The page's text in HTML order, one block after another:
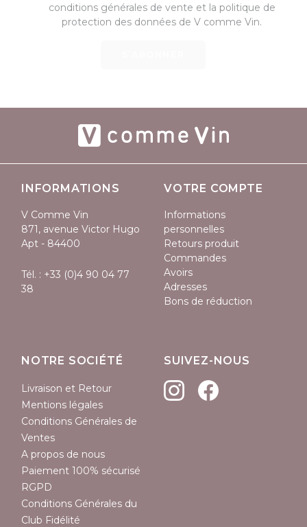
conditions générales de vente et la politique de
protection des données de V comme Vin.
INFORMATIONS
V Comme Vin
871, avenue Victor Hugo
Apt - 84400
Tél. : +33 (0)4 90 04 77
38
VOTRE COMPTE
Informations
personnelles
Retours produit
Commandes
Avoirs
Adresses
Bons de réduction
NOTRE SOCIÉTÉ
Livraison et Retour
Mentions légales
Conditions Générales de
Ventes
A propos de nous
Paiement 100% sécurisé
RGPD
Conditions Générales du
Club Fidélité
SUIVEZ-NOUS